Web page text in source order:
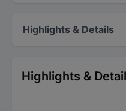
Highlights & Details
Highlights &